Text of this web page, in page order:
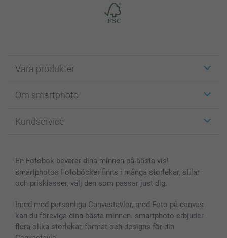
Våra produkter
Fotokort
Fotoböcker
Skal till Mobil & Surfplatta
MyNameBook
Fotoramar & Tillbehör
Presentkort
Alla fotoprodukter
Om smartphoto
För affiliates
Sitemap
Villkor och garantier
Kundservice
smartbonus
Priser & betalning
En Fotobok bevarar dina minnen på bästa vis!
smartphotos Fotoböcker finns i många storlekar, stilar
och prisklasser, välj den som passar just dig.
Inred med personliga Canvastavlor, med Foto på canvas
kan du föreviga dina bästa minnen. smartphoto erbjuder
flera olika storlekar, format och designs för din